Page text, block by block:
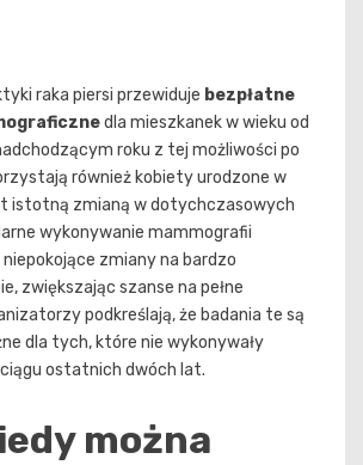
raka piersi przewiduje bezpłatne
dla mieszkanek w wieku od
roku z tej możliwości po
również kobiety urodzone w
istotną zmianą w dotychczasowych
wykonywanie mammografii
zmiany na bardzo
zwiększając szanse na pełne
podkreślają, że badania te są
dla tych, które nie wykonywały
ostatnich dwóch lat.
można